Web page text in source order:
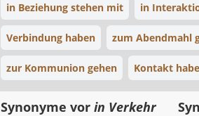
in Beziehung stehen mit in
Verbindung haben zum Abendmahl
zur Kommunion gehen Kontakt
Synonyme vor in Verkehr